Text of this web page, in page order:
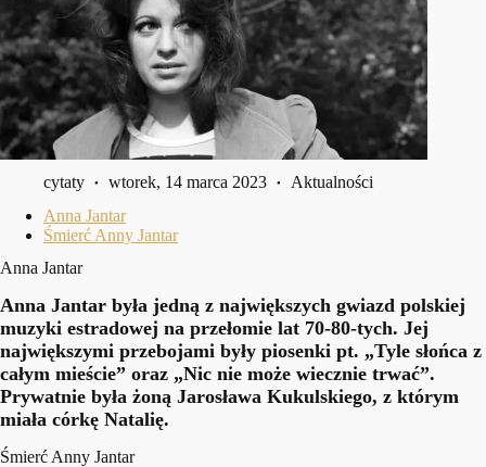
cytaty wtorek, 14 marca 2023
Aktualności
Anna Jantar
Śmierć Anny Jantar
Anna Jantar
Anna Jantar była jedną z największych gwiazd polskiej
muzyki estradowej na przełomie lat 70-80-tych. Jej
największymi przebojami były piosenki pt. „Tyle słońca z
całym mieście” oraz „Nic nie może wiecznie trwać”.
Prywatnie była żoną Jarosława Kukulskiego, z którym
miała córkę Natalię.
Śmierć Anny Jantar